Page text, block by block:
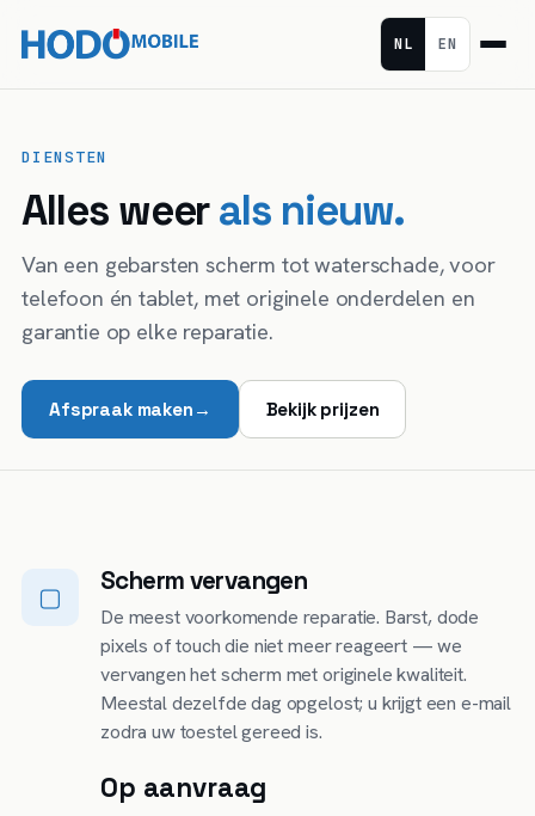
NL EN
DIENSTEN
Alles weerals nieuw.
Van een gebarsten scherm tot waterschade, voor
telefoon én tablet, met originele onderdelen en
garantie op elke reparatie.
Afspraak maken → Bekijk prijzen
▢ Scherm vervangen
De meest voorkomende reparatie. Barst, dode
pixels of touch die niet meer reageert — we
vervangen het scherm met originele kwaliteit.
Meestal dezelfde dag opgelost; u krijgt een e-mail
zodra uw toestel gereed is.
Op aanvraag